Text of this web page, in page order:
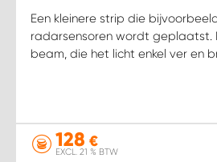
Een kleinere strip die
radarsensoren wordt geplaatst.
beam, die het licht enkel ver en
128 €
EXCL. 21 % BTW
WORK SYSTEM ZWARTEBROEK